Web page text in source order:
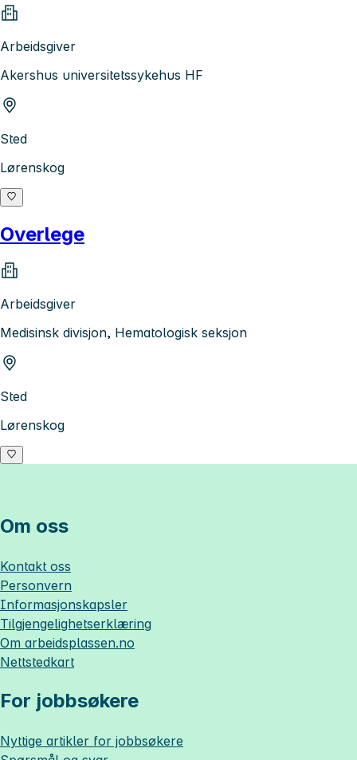
Arbeidsgiver
Akershus universitetssykehus HF
Sted
Lørenskog
Overlege
Arbeidsgiver
Medisinsk divisjon, Hematologisk seksjon
Sted
Lørenskog
Om oss
Kontakt oss
Personvern
Informasjonskapsler
Tilgjengelighetserklæring
Om arbeidsplassen.no
Nettstedkart
For jobbsøkere
Nyttige artikler for jobbsøkere